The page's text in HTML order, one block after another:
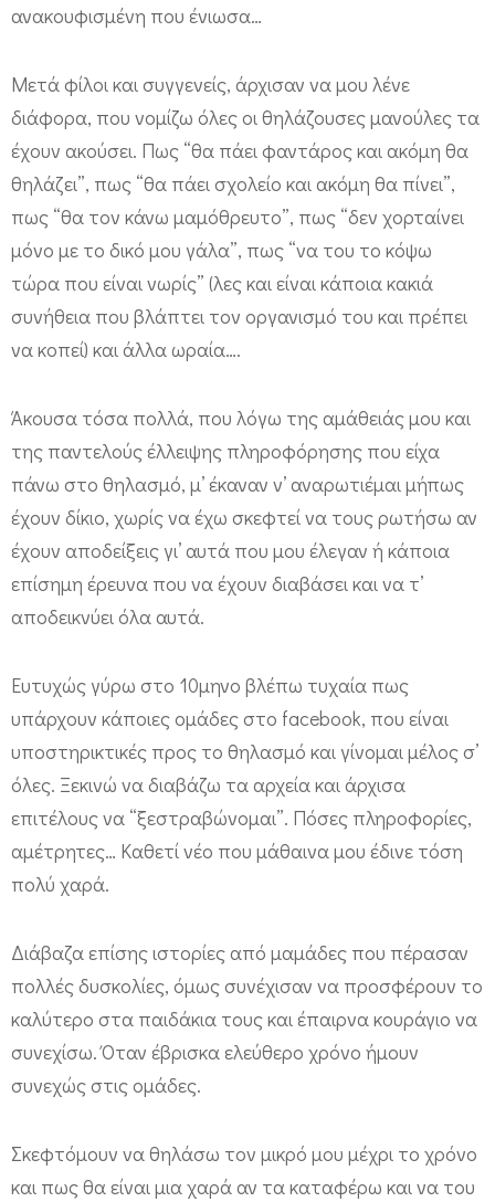
ανακουφισμένη που ένιωσα…
Μετά φίλοι και συγγενείς, άρχισαν να μου λένε
διάφορα, που νομίζω όλες οι θηλάζουσες μανούλες τα
έχουν ακούσει. Πως “θα πάει φαντάρος και ακόμη θα
θηλάζει”, πως “θα πάει σχολείο και ακόμη θα πίνει”,
πως “θα τον κάνω μαμόθρευτο”, πως “δεν χορταίνει
μόνο με το δικό μου γάλα”, πως “να του το κόψω
τώρα που είναι νωρίς” (λες και είναι κάποια κακιά
συνήθεια που βλάπτει τον οργανισμό του και πρέπει
να κοπεί) και άλλα ωραία….
Άκουσα τόσα πολλά, που λόγω της αμάθειάς μου και
της παντελούς έλλειψης πληροφόρησης που είχα
πάνω στο θηλασμό, μ’ έκαναν ν’ αναρωτιέμαι μήπως
έχουν δίκιο, χωρίς να έχω σκεφτεί να τους ρωτήσω αν
έχουν αποδείξεις γι’ αυτά που μου έλεγαν ή κάποια
επίσημη έρευνα που να έχουν διαβάσει και να τ’
αποδεικνύει όλα αυτά.
Ευτυχώς γύρω στο 10μηνο βλέπω τυχαία πως
υπάρχουν κάποιες ομάδες στο facebook, που είναι
υποστηρικτικές προς το θηλασμό και γίνομαι μέλος σ’
όλες. Ξεκινώ να διαβάζω τα αρχεία και άρχισα
επιτέλους να “ξεστραβώνομαι”. Πόσες πληροφορίες,
αμέτρητες… Καθετί νέο που μάθαινα μου έδινε τόση
πολύ χαρά.
Διάβαζα επίσης ιστορίες από μαμάδες που πέρασαν
πολλές δυσκολίες, όμως συνέχισαν να προσφέρουν το
καλύτερο στα παιδάκια τους και έπαιρνα κουράγιο να
συνεχίσω. Όταν έβρισκα ελεύθερο χρόνο ήμουν
συνεχώς στις ομάδες.
Σκεφτόμουν να θηλάσω τον μικρό μου μέχρι το χρόνο
και πως θα είναι μια χαρά αν τα καταφέρω και να του